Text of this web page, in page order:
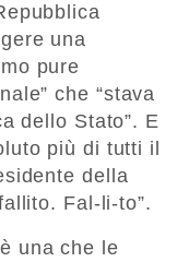
una
pure
che “stava
dello Stato”. E
più di tutti il
della
Fal-li-to”.
una che le